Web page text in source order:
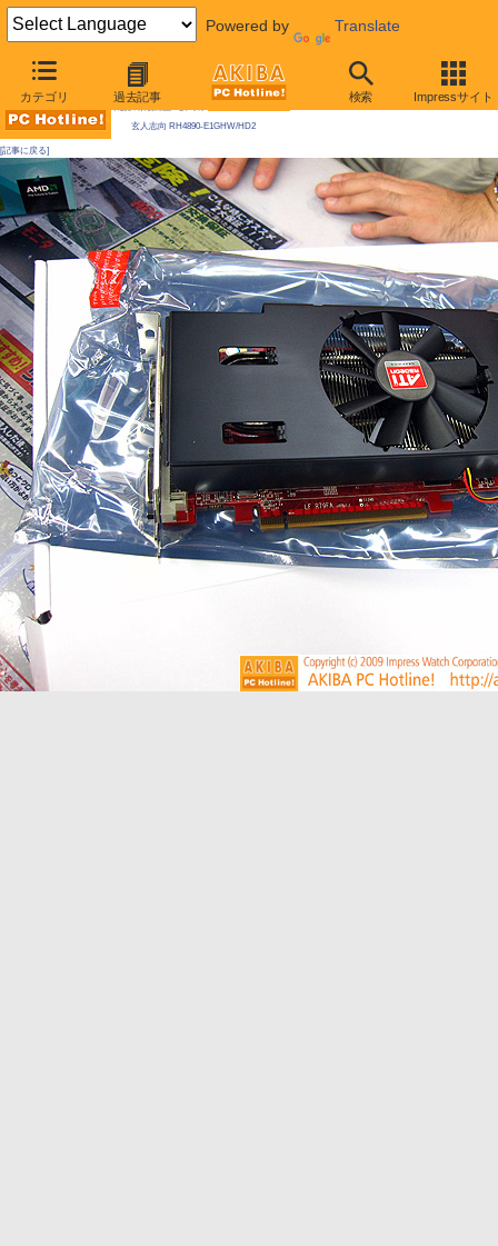
Powered by Translate
カテゴリ 過去記事 検索 Impressサイト
AKIBA PC Hotline! 2009年9月19日号
玄人志向 RH4890-E1GHW/HD2
[記事に戻る]